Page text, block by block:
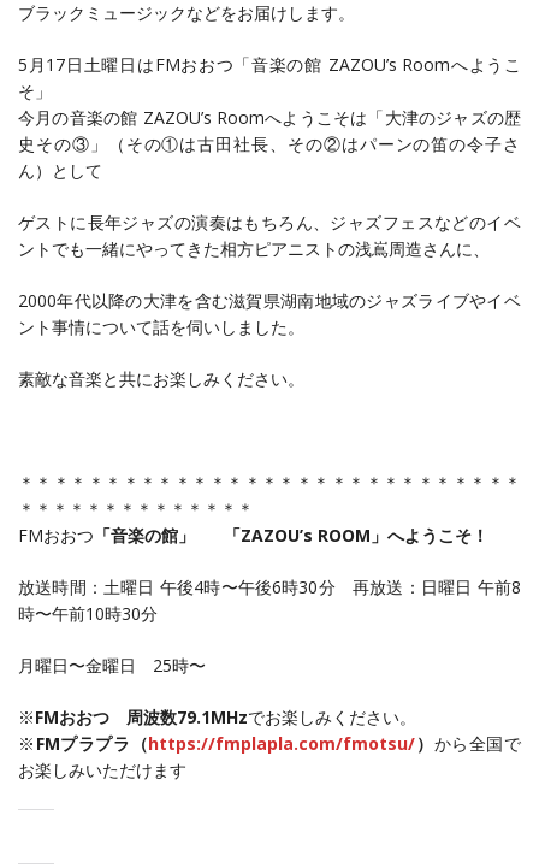
ブラックミュージックなどをお届けします。
5月17日土曜日はFMおおつ「音楽の館 ZAZOU’s Roomへようこ
そ」
今月の音楽の館 ZAZOU’s Roomへようこそは「大津のジャズの歴
史その③」（その①は古田社長、その②はパーンの笛の令子さ
ん） として
ゲストに長年ジャズの演奏はもちろん、 ジャズフェスなどのイベ
ントでも一緒にやってきた相方ピアニストの浅嶌周造さんに、
2000年代以降の大津を含む滋賀県湖南地域のジャズライブやイベ
ント事情について話を伺いしました。
素敵な音楽と共にお楽しみください。
＊＊＊＊＊＊＊＊＊＊＊＊＊＊＊＊＊＊＊＊＊＊＊＊＊＊＊＊＊
＊＊＊＊＊＊＊＊＊＊＊＊＊＊
FMおおつ 「音楽の館」 「ZAZOU’s ROOM」へようこそ！
放送時間：土曜日 午後4時〜午後6時30分 再放送：日曜日 午前8
時〜午前10時30分
月曜日〜金曜日 25時〜
※FMおおつ 周波数79.1MHzでお楽しみください。
※ FMプラプラ（https://fmplapla.com/fmotsu/） から全国で
お楽しみいただけます